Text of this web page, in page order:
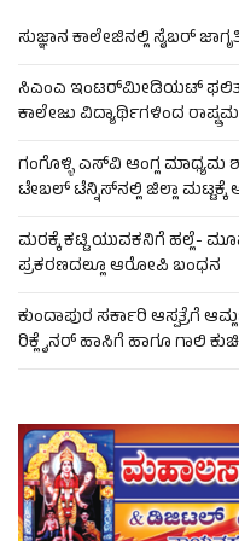
ಸುಜ್ಞಾನ ಕಾಲೇಜಿನಲ್ಲಿ ಸೈಬರ್
ಸಿಎಂಎ ಇಂಟರ್‌ಮೀಡಿಯಟ್
ಕಾಲೇಜು ವಿದ್ಯಾರ್ಥಿಗಳಿಂದ
ಗಂಗೊಳ್ಳಿ ಎಸ್‌ವಿ ಆಂಗ್ಲ ಮಾಧ್ಯಮ
ಟೇಬಲ್‌ ಟೆನ್ನಿಸ್‌ನಲ್ಲಿ ಜಿಲ್ಲಾ
ಮರಕ್ಕೆ ಕಟ್ಟಿ ಯುವಕನಿಗೆ ಹಲ್ಲೆ-
ಪ್ರಕರಣದಲ್ಲೂ ಆರೋಪಿ ಬಂಧನ
ಕುಂದಾಪುರ ಸರ್ಕಾರಿ ಆಸ್ಪತ್ರೆಗೆ
ರಿಕ್ಲೈನರ್ ಹಾಸಿಗೆ ಹಾಗೂ ಗಾಲಿ